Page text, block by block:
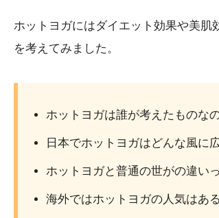
ホットヨガにはダイエット効果や美肌
を考えてみました。
ホットヨガは誰が考えたものな
日本でホットヨガはどんな風に
ホットヨガと普通の世がの違い
海外ではホットヨガの人気はあ